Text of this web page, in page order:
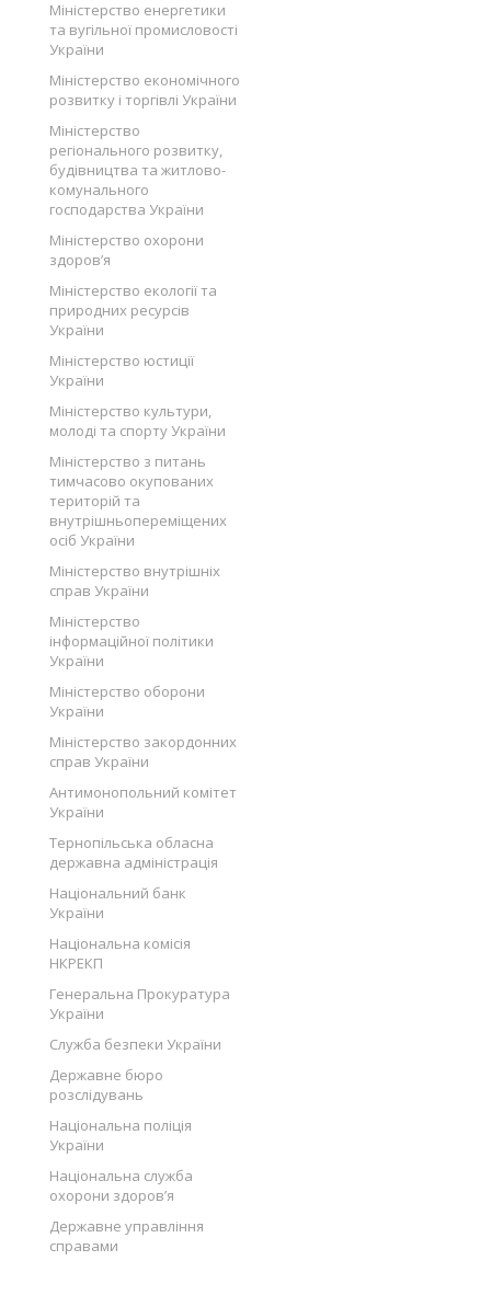
Міністерство енергетики
та вугільної промисловості
України
Міністерство економічного
розвитку і торгівлі України
Міністерство
регіонального розвитку,
будівництва та житлово-
комунального
господарства України
Міністерство охорони
здоров’я
Міністерство екології та
природних ресурсів
України
Міністерство юстиції
України
Міністерство культури,
молоді та спорту України
Міністерство з питань
тимчасово окупованих
територій та
внутрішньопереміщених
осіб України
Міністерство внутрішніх
справ України
Міністерство
інформаційної політики
України
Міністерство оборони
України
Міністерство закордонних
справ України
Антимонопольний комітет
України
Тернопільська обласна
державна адміністрація
Національний банк
України
Національна комісія
НКРЕКП
Генеральна Прокуратура
України
Служба безпеки України
Державне бюро
розслідувань
Національна поліція
України
Національна служба
охорони здоров’я
Державне управління
справами